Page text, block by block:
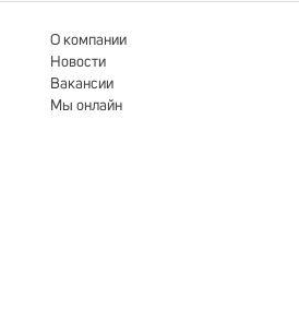
О компании
Новости
Вакансии
Мы онлайн